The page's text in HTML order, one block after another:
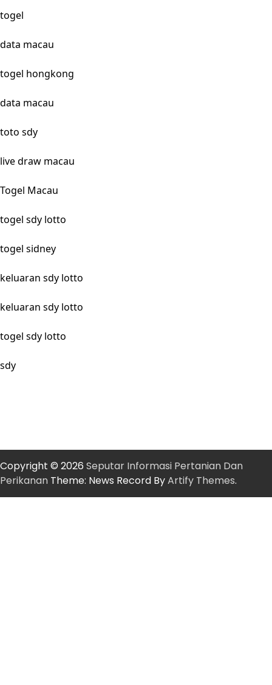
togel
data macau
togel hongkong
data macau
toto sdy
live draw macau
Togel Macau
togel sdy lotto
togel sidney
keluaran sdy lotto
keluaran sdy lotto
togel sdy lotto
sdy
Copyright © 2026 Seputar Informasi Pertanian Dan
Perikanan Theme: News Record ByArtify Themes.